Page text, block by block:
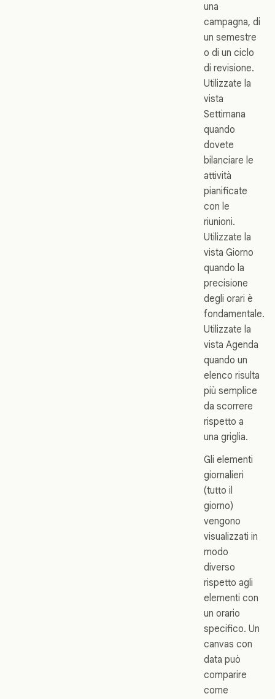
una
campagna, di
un semestre
o di un ciclo
di revisione.
Utilizzate la
vista
Settimana
quando
dovete
bilanciare le
attività
pianificate
con le
riunioni.
Utilizzate la
vista Giorno
quando la
precisione
degli orari è
fondamentale.
Utilizzate la
vista Agenda
quando un
elenco risulta
più semplice
da scorrere
rispetto a
una griglia.
Gli elementi
giornalieri
(tutto il
giorno)
vengono
visualizzati in
modo
diverso
rispetto agli
elementi con
un orario
specifico. Un
canvas con
data può
comparire
come